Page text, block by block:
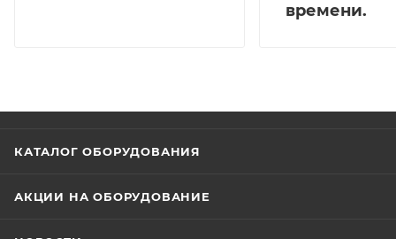
времени.
КАТАЛОГ ОБОРУДОВАНИЯ
АКЦИИ НА ОБОРУДОВАНИЕ